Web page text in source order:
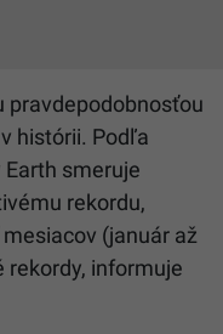
pravdepodobnosťou
histórii. Podľa
smeruje
rekordu,
(január až
rekordy, informuje